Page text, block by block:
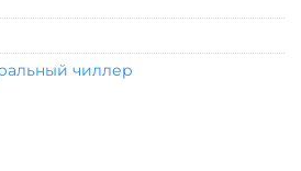
чиллер